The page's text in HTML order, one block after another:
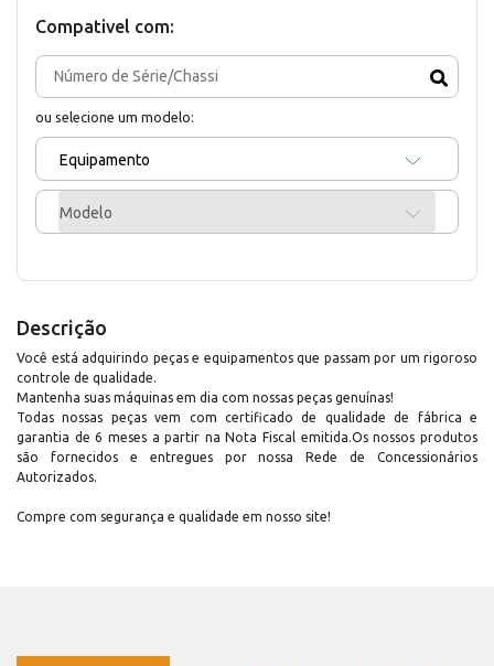
Compativel com:
ou selecione um modelo:
Equipamento
Modelo
Descrição
Você está adquirindo peças e equipamentos que passam por um rigoroso
controle de qualidade.
Mantenha suas máquinas em dia com nossas peças genuínas!
Todas nossas peças vem com certificado de qualidade de fábrica e
garantia de 6 meses a partir na Nota Fiscal emitida.Os nossos produtos
são fornecidos e entregues por nossa Rede de Concessionários
Autorizados.
Compre com segurança e qualidade em nosso site!